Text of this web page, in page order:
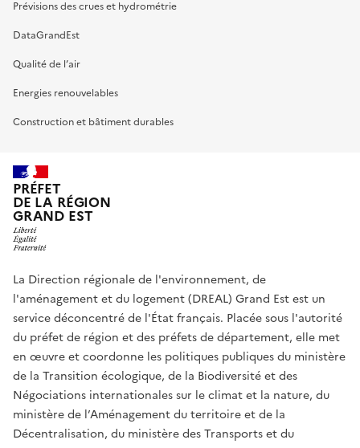
Prévisions des crues et hydrométrie
DataGrandEst
Qualité de l’air
Energies renouvelables
Construction et bâtiment durables
PRÉFET
DE LA RÉGION
GRAND EST
La Direction régionale de l'environnement, de
l'aménagement et du logement (DREAL) Grand Est est un
service déconcentré de l'État français. Placée sous l'autorité
du préfet de région et des préfets de département, elle met
en œuvre et coordonne les politiques publiques du ministère
de la Transition écologique, de la Biodiversité et des
Négociations internationales sur le climat et la nature, du
ministère de l’Aménagement du territoire et de la
Décentralisation, du ministère des Transports et du